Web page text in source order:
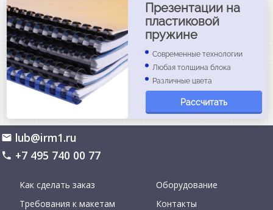
Презентации на
пластиковой
пружине
Современные технологии
Любая толщина блока
Различные цвета
Рассчитать
lub@irm1.ru
+7 495 740 00 77
Как сделать заказ
Требования к макетам
Оборудование
Контакты